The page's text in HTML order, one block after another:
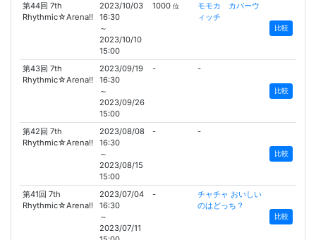
第44回 7th
Rhythmic☆Arena!!
2023/10/03
16:30
～
2023/10/10
15:00
1000位
モモカ カバーウ
ィッチ
比較
第43回 7th
Rhythmic☆Arena!!
2023/09/19
16:30
～
2023/09/26
15:00
- -
比較
第42回 7th
Rhythmic☆Arena!!
2023/08/08
16:30
～
2023/08/15
15:00
- -
比較
第41回 7th
Rhythmic☆Arena!!
2023/07/04
16:30
～
2023/07/11
-
チャチャ おいしい
のはどっち？
比較